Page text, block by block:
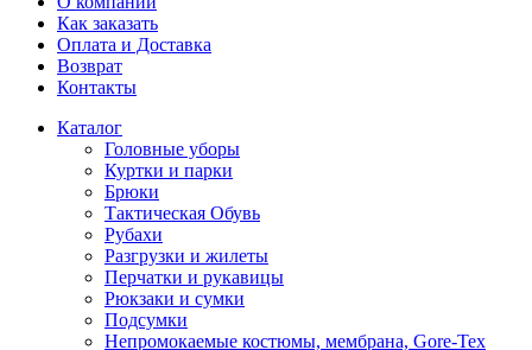
Как заказать
Оплата и Доставка
Возврат
Контакты
Каталог
Головные уборы
Куртки и парки
Брюки
Тактическая Обувь
Рубахи
Разгрузки и жилеты
Перчатки и рукавицы
Рюкзаки и сумки
Подсумки
Непромокаемые костюмы, мембрана, Gore-Tex